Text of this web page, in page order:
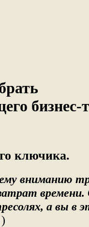
бизнес-
ключика.
вниманию
времени.
а вы в
)